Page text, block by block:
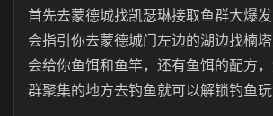
首先去蒙德城找凯瑟琳接取鱼群大爆
会指引你去蒙德城门左边的湖边找楠
会给你鱼饵和鱼竿，还有鱼饵的配方
群聚集的地方去钓鱼就可以解锁钓鱼玩